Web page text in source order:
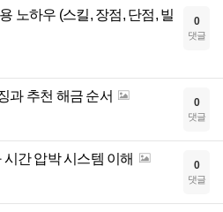
노하우 (스킬, 장점, 단점, 빌
0
댓글
과 추천 해금 순서 0
댓글
간 압박 시스템 이해 0
댓글